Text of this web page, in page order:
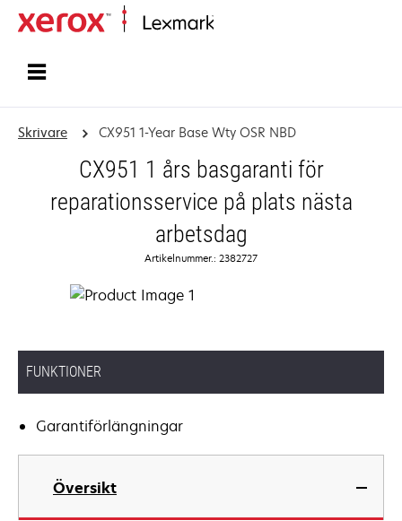
Skrivare CX951 1-Year Base Wty OSR NBD
CX951 1 års basgaranti för
reparationsservice på plats nästa
arbetsdag
Artikelnummer.: 2382727
FUNKTIONER
Garantiförlängningar
Översikt